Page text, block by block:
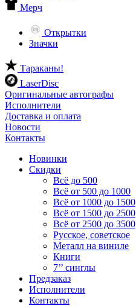
Мерч
Открытки
Значки
Тараканы!
LaserDisc
Оригинальные автографы
Исполнители
Доставка и оплата
Новости
Контакты
Новинки
Скидки
Всё до 500
Всё от 500 до 1000
Всё от 1000 до 1500
Всё от 1500 до 2500
Всё от 2500 до 3500
Русское, советское
Металл на виниле
Книги
7’’ синглы
Предзаказ
Исполнители
Контакты